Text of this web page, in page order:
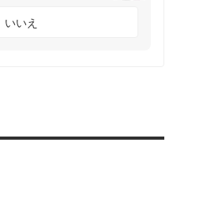
いいえ